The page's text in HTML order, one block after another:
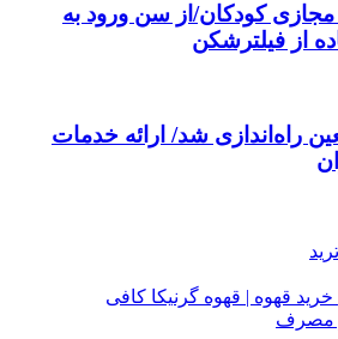
کودکان/از سن ورود به
از فیلترشکن
راه‌اندازی شد/ ارائه خدمات
خرید قهوه | قهوه گرنیکا کافی
مصرف